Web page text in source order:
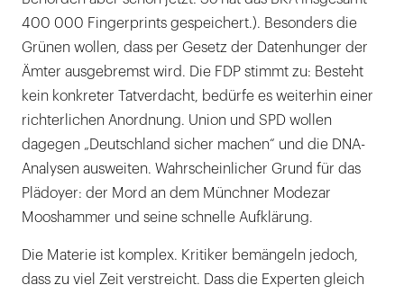
400 000 Fingerprints gespeichert.). Besonders die
Grünen wollen, dass per Gesetz der Datenhunger der
Ämter ausgebremst wird. Die FDP stimmt zu: Besteht
kein konkreter Tatverdacht, bedürfe es weiterhin einer
richterlichen Anordnung. Union und SPD wollen
dagegen „Deutschland sicher machen“ und die DNA-
Analysen ausweiten. Wahrscheinlicher Grund für das
Plädoyer: der Mord an dem Münchner Modezar
Mooshammer und seine schnelle Aufklärung.
Die Materie ist komplex. Kritiker bemängeln jedoch,
dass zu viel Zeit verstreicht. Dass die Experten gleich